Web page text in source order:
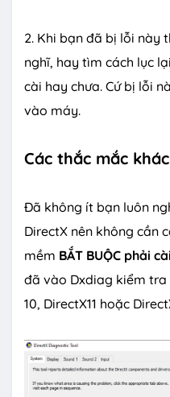
2. Khi bạn đã bị lỗi này
nghĩ, hay tìm cách lục
cài hay chưa. Cứ bị lỗi
vào máy.
Các thắc mắc
Đã không ít bạn luôn
DirectX nên không cần
mềm BẮT BUỘC phải
đã vào Dxdiag kiểm
10, DirectX11 hoặc